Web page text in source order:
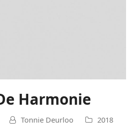
Harmonie
Tonnie Deurloo 2018